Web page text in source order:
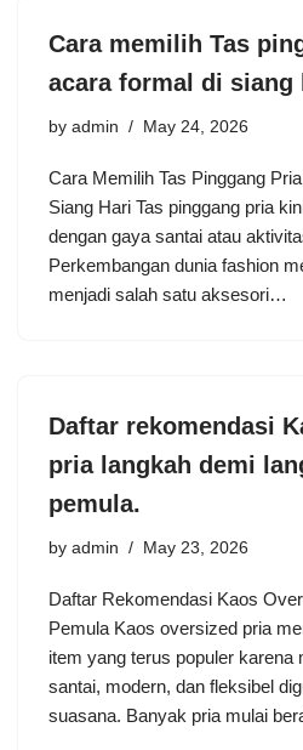
Cara memilih Tas
acara formal di siang
by admin May 24, 2026
Cara Memilih Tas Pinggang
Siang Hari Tas pinggang pria
dengan gaya santai atau
Perkembangan dunia fashion
menjadi salah satu aksesori…
Daftar rekomendasi
pria langkah demi
pemula.
by admin May 23, 2026
Daftar Rekomendasi Kaos
Pemula Kaos oversized pria
item yang terus populer karena
santai, modern, dan fleksibel
suasana. Banyak pria mulai